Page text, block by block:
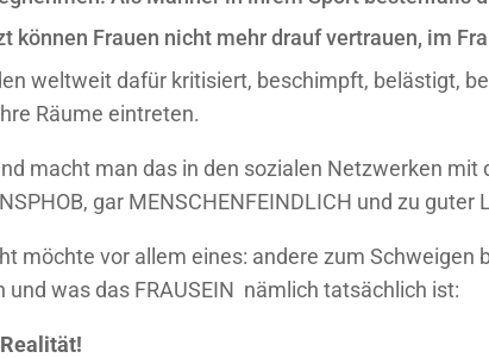
können Frauen nicht mehr drauf vertrauen, im
weltweit dafür kritisiert, beschimpft, belästigt,
Räume eintreten.
macht man das in den sozialen Netzwerken mit
gar MENSCHENFEINDLICH und zu
möchte vor allem eines: andere zum
und was das FRAUSEIN nämlich tatsächlich ist: